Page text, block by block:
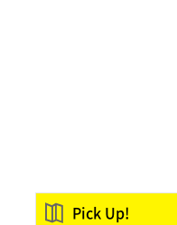
Pick Up!